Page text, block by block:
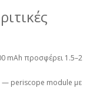
mAh προσφέρει 1.5–2
— periscope module με